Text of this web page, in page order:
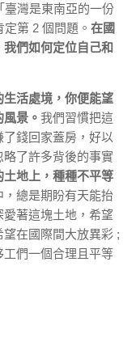
臺灣是東南亞的一份
第 2 個問題。 在國
們如何定位自己和
活處境，你便能望
景。 我們習慣把這
錢回家蓋房，好以
了許多背後的事實
地上，種種不平等
總是期盼有天能抬
著這塊土地，希望
在國際間大放異彩 ;
們一個合理且平等